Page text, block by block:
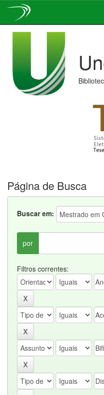
Página de Busca
Buscar em:
por
Filtros correntes: